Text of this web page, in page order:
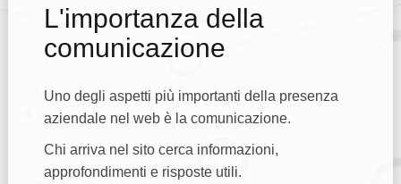
L'importanza della
comunicazione
Uno degli aspetti più importanti della presenza
aziendale nel web è la comunicazione.
Chi arriva nel sito cerca informazioni,
approfondimenti e risposte utili.